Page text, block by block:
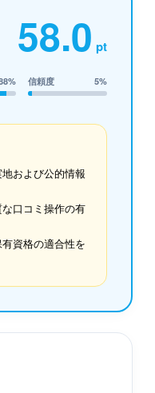
58.0 pt
信頼度 5%
および公的情報
口コミ操作の有
資格の適合性を